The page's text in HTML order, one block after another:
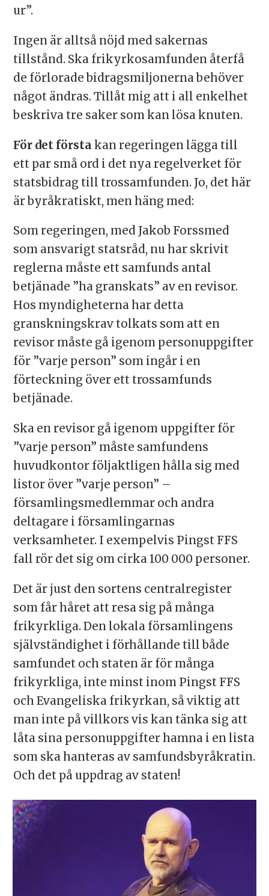
ur”.
Ingen är alltså nöjd med sakernas
tillstånd. Ska frikyrkosamfunden återfå
de förlorade bidragsmiljonerna behöver
något ändras. Tillåt mig att i all enkelhet
beskriva tre saker som kan lösa knuten.
För det första kan regeringen lägga till
ett par små ord i det nya regelverket för
statsbidrag till trossamfunden. Jo, det här
är byråkratiskt, men häng med:
Som regeringen, med Jakob Forssmed
som ansvarigt statsråd, nu har skrivit
reglerna måste ett samfunds antal
betjänade ”ha granskats” av en revisor.
Hos myndigheterna har detta
granskningskrav tolkats som att en
revisor måste gå igenom personuppgifter
för ”varje person” som ingår i en
förteckning över ett trossamfunds
betjänade.
Ska en revisor gå igenom uppgifter för
”varje person” måste samfundens
huvudkontor följaktligen hålla sig med
listor över ”varje person” –
församlingsmedlemmar och andra
deltagare i församlingarnas
verksamheter. I exempelvis Pingst FFS
fall rör det sig om cirka 100 000 personer.
Det är just den sortens centralregister
som får håret att resa sig på många
frikyrkliga. Den lokala församlingens
självständighet i förhållande till både
samfundet och staten är för många
frikyrkliga, inte minst inom Pingst FFS
och Evangeliska frikyrkan, så viktig att
man inte på villkors vis kan tänka sig att
låta sina personuppgifter hamna i en lista
som ska hanteras av samfundsbyråkratin.
Och det på uppdrag av staten!